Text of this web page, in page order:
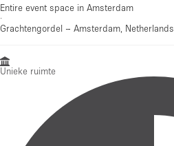
Entire event space in Amsterdam
·
Grachtengordel – Amsterdam, Netherlands
Unieke ruimte